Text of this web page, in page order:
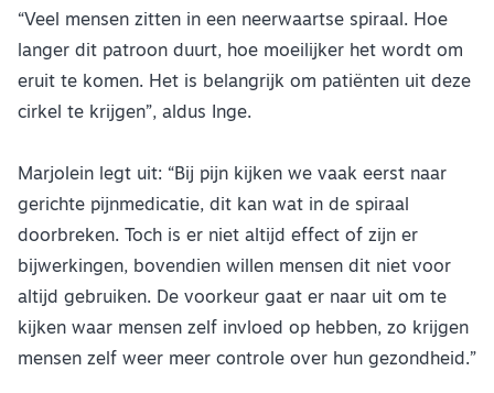
“Veel mensen zitten in een neerwaartse spiraal. Hoe
langer dit patroon duurt, hoe moeilijker het wordt om
eruit te komen. Het is belangrijk om patiënten uit deze
cirkel te krijgen”, aldus Inge.
Marjolein legt uit: “Bij pijn kijken we vaak eerst naar
gerichte pijnmedicatie, dit kan wat in de spiraal
doorbreken. Toch is er niet altijd effect of zijn er
bijwerkingen, bovendien willen mensen dit niet voor
altijd gebruiken. De voorkeur gaat er naar uit om te
kijken waar mensen zelf invloed op hebben, zo krijgen
mensen zelf weer meer controle over hun gezondheid.”